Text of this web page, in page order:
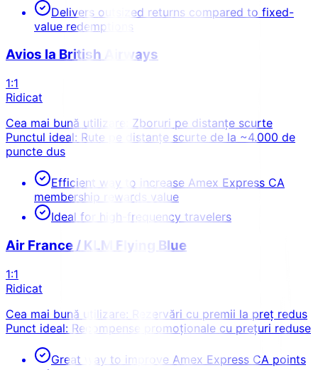
Delivers outsized returns compared to fixed-
value redemptions
Avios la British Airways
1:1
Ridicat
Cea mai bună utilizare: Zboruri pe distanțe scurte
Punctul ideal: Rute pe distanțe scurte de la ~4.000 de
puncte dus
Efficient way to increase Amex Express CA
membership rewards value
Ideal for high-frequency travelers
Air France / KLM Flying Blue
1:1
Ridicat
Cea mai bună utilizare: Rezervări cu premii la preț redus
Punct ideal: Recompense promoționale cu prețuri reduse
Great way to improve Amex Express CA points